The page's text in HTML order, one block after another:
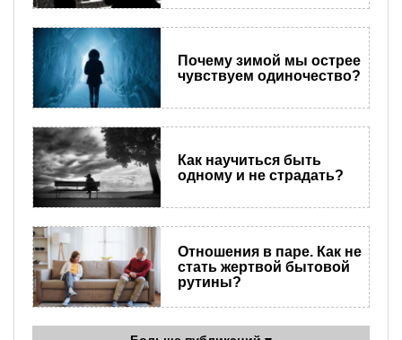
Почему зимой мы острее
чувствуем одиночество?
Как научиться быть
одному и не страдать?
Отношения в паре. Как не
стать жертвой бытовой
рутины?